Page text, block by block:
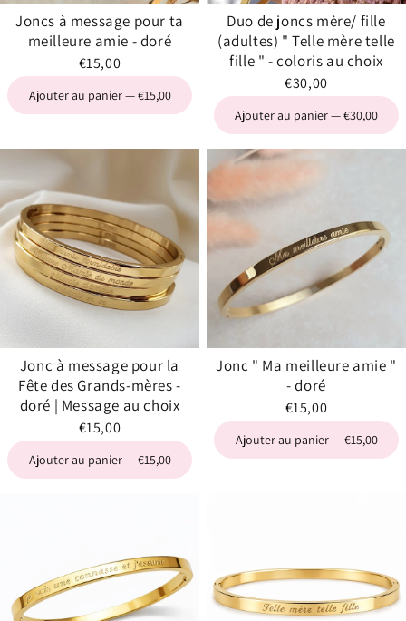
Joncs à message pour ta
meilleure amie - doré
€15,00
Ajouter au panier — €15,00
Duo de joncs mère/ fille
(adultes) " Telle mère telle
fille " - coloris au choix
€30,00
Ajouter au panier — €30,00
Jonc à message pour la
Fête des Grands-mères -
doré | Message au choix
€15,00
Ajouter au panier — €15,00
Jonc " Ma meilleure amie "
- doré
€15,00
Ajouter au panier — €15,00